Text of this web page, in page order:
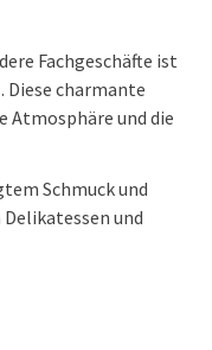
Fachgeschäfte ist
Diese charmante
und die
Schmuck und
und